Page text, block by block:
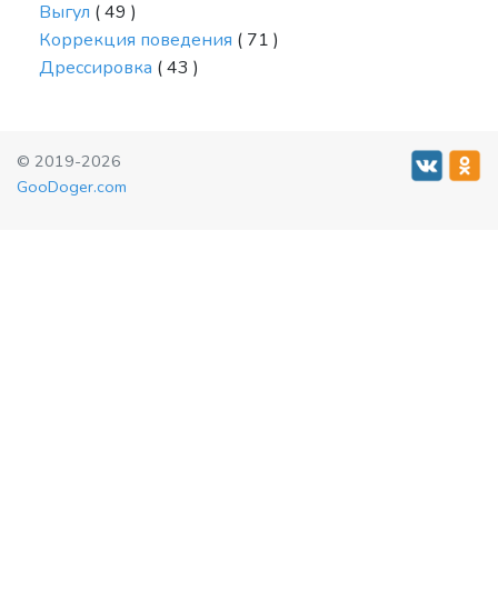
Выгул ( 49 )
Коррекция поведения ( 71 )
Дрессировка ( 43 )
© 2019-2026
GooDoger.com